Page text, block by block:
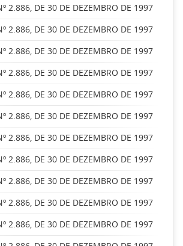
2.886, DE 30 DE DEZEMBRO DE 1997
2.886, DE 30 DE DEZEMBRO DE 1997
2.886, DE 30 DE DEZEMBRO DE 1997
2.886, DE 30 DE DEZEMBRO DE 1997
2.886, DE 30 DE DEZEMBRO DE 1997
2.886, DE 30 DE DEZEMBRO DE 1997
2.886, DE 30 DE DEZEMBRO DE 1997
2.886, DE 30 DE DEZEMBRO DE 1997
2.886, DE 30 DE DEZEMBRO DE 1997
2.886, DE 30 DE DEZEMBRO DE 1997
2.886, DE 30 DE DEZEMBRO DE 1997